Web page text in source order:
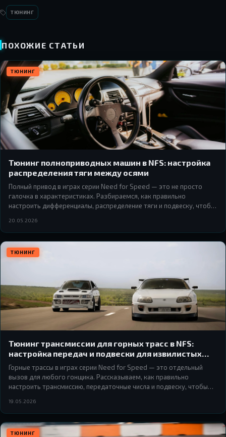
ТЮНИНГ
ПОХОЖИЕ СТАТЬИ
ТЮНИНГ
Тюнинг полноприводных машин в NFS: настройка
распределения тяги между осями
Полный привод в играх серии Need for Speed — это не просто
галочка в характеристиках. Разбираемся, как правильно
настроить дифференциалы, распределение тяги и подвеску, чтобы
физика.
20.05.2026
ТЮНИНГ
Тюнинг трансмиссии для горных трасс в NFS:
настройка передач и подвески для извилистых
подъёмов и крутых спусков
Горные трассы в играх серии Need for Speed — это отдельный
вызов для любого гонщика. Рассказываем, как правильно
настроить трансмиссию, передаточные числа и подвеску, чтобы
спусках.
19.05.2026
ТЮНИНГ